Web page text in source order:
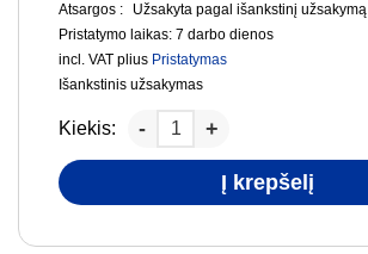
Atsargos :
Užsakyta pagal išankstinį užsakymą
Pristatymo laikas:7 darbo dienos
incl. VAT plius Pristatymas
Išankstinis užsakymas
Kiekis:
Į krepšelį